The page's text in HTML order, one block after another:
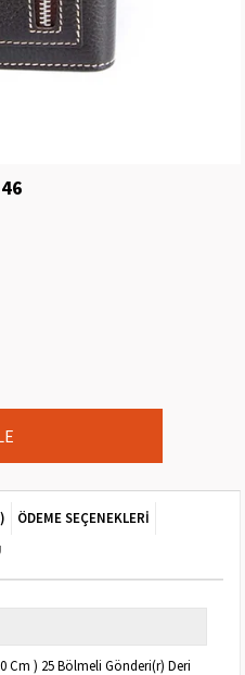
ÖDEME SEÇENEKLERI
Cm ) 25 Bölmeli Gönderi(r) Deri